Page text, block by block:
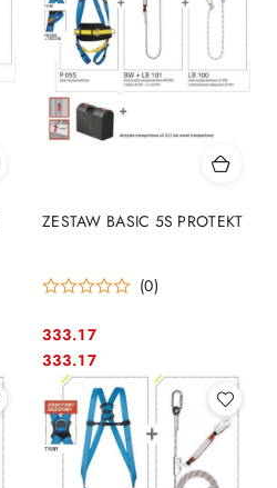
ZESTAW BASIC 5S PROTEKT
(0)
Cena:
333.17
Cena:
333.17